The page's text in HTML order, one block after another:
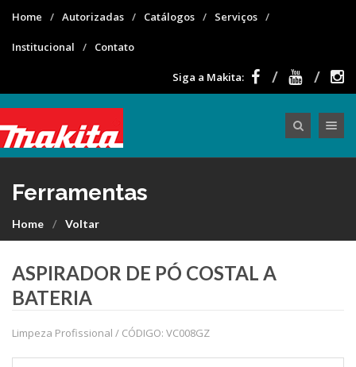
Home Autorizadas Catálogos Serviços
Institucional Contato
Siga a Makita:
Ferramentas
Home Voltar
ASPIRADOR DE PÓ COSTAL A
BATERIA
Limpeza Profissional / CÓDIGO: VC008GZ